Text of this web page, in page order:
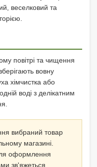
веселковий та
повітрі та чищення
вовну
хімчистка або
воді з делікатним
вибраний товар
магазині.
оформлення
зв'яжеться